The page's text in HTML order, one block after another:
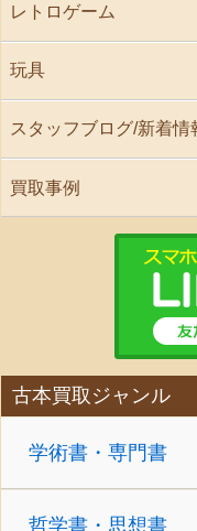
レトロゲーム
玩具
スタッフブログ/新着情
買取事例
古本買取ジャンル
学術書・専門書
哲学書・思想書